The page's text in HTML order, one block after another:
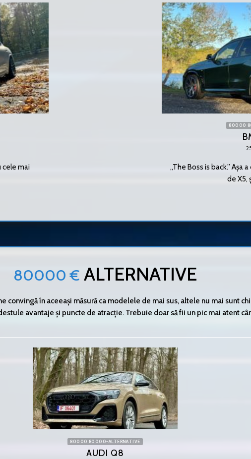
cele mai
80000
„The Boss is back.” Așa
de X5,
80000 € ALTERNATIVE
convingă în aceeași măsură ca modelele de mai sus, altele nu mai sunt
avantaje și puncte de atracție. Trebuie doar să fii un pic mai atent
80000 80000-ALTERNATIVE
AUDI Q8